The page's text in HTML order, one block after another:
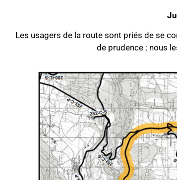
Les usagers de la route sont priés de se
de prudence ; nous